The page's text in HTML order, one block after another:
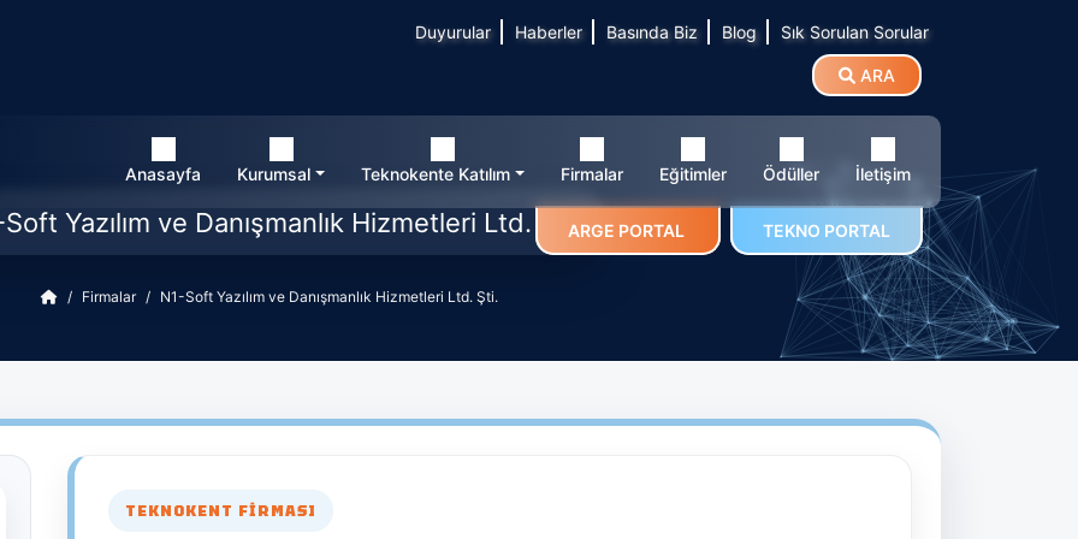
Duyurular Haberler Basında Biz Blog Sık Sorulan Sorular
ARA
Anasayfa Kurumsal Teknokente Katılım Firmalar Eğitimler Ödüller İletişim
ARGE PORTAL TEKNO PORTAL
Yazılım ve Danışmanlık Hizmetleri Ltd. Şti.
Firmalar N1-Soft Yazılım ve Danışmanlık Hizmetleri Ltd. Şti.
TEKNOKENT FIRMASI